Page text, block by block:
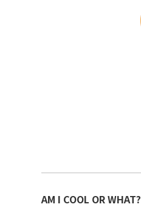
AM I COOL OR WHAT?